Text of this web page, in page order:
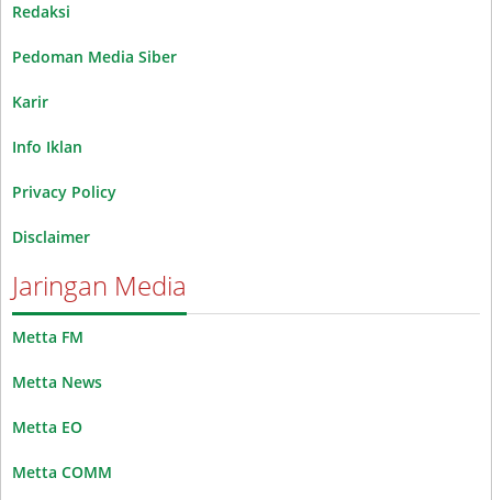
Redaksi
Pedoman Media Siber
Karir
Info Iklan
Privacy Policy
Disclaimer
Jaringan Media
Metta FM
Metta News
Metta EO
Metta COMM